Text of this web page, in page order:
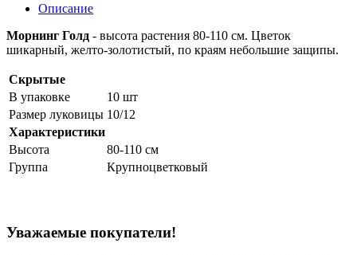
Описание
Морнинг Голд - высота растения 80-110 см. Цветок
шикарный, желто-золотистый, по краям небольшие защипы.
Скрытые
В упаковке
10 шт
Размер луковицы 10/12
Характеристики
Высота
80-110 см
Группа
Крупноцветковый
Уважаемые покупатели!